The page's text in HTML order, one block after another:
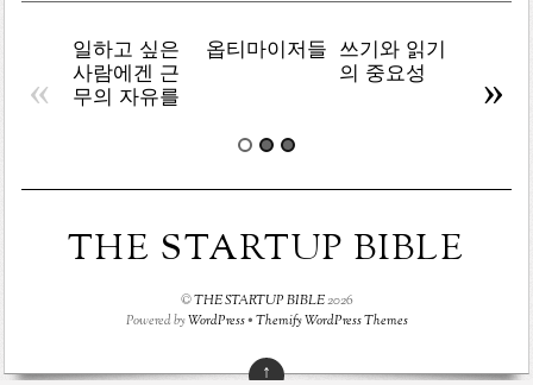
일하고 싶은
사람에겐 근
무의 자유를
옵티마이저들
쓰기와 읽기
의 중요성
« »
THE STARTUP BIBLE
©THE STARTUP BIBLE2026
Powered byWordPress•Themify WordPress Themes
↑